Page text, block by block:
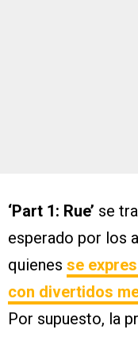
‘Part 1: Rue’ se
esperado por los
quienes se
con divertidos
Por supuesto, la